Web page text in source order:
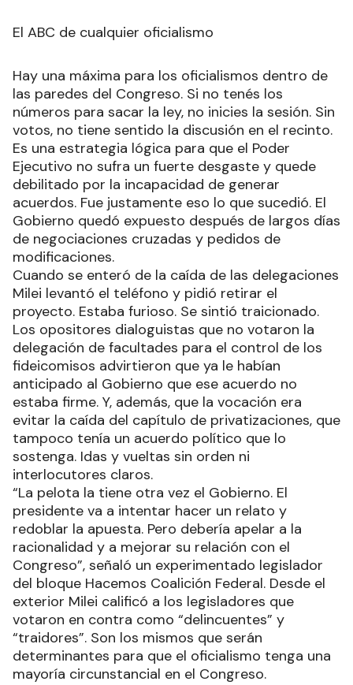
El ABC de cualquier oficialismo
Hay una máxima para los oficialismos dentro de
las paredes del Congreso. Si no tenés los
números para sacar la ley, no inicies la sesión. Sin
votos, no tiene sentido la discusión en el recinto.
Es una estrategia lógica para que el Poder
Ejecutivo no sufra un fuerte desgaste y quede
debilitado por la incapacidad de generar
acuerdos. Fue justamente eso lo que sucedió. El
Gobierno quedó expuesto después de largos días
de negociaciones cruzadas y pedidos de
modificaciones.
Cuando se enteró de la caída de las delegaciones
Milei levantó el teléfono y pidió retirar el
proyecto. Estaba furioso. Se sintió traicionado.
Los opositores dialoguistas que no votaron la
delegación de facultades para el control de los
fideicomisos advirtieron que ya le habían
anticipado al Gobierno que ese acuerdo no
estaba firme. Y, además, que la vocación era
evitar la caída del capítulo de privatizaciones, que
tampoco tenía un acuerdo político que lo
sostenga. Idas y vueltas sin orden ni
interlocutores claros.
“La pelota la tiene otra vez el Gobierno. El
presidente va a intentar hacer un relato y
redoblar la apuesta. Pero debería apelar a la
racionalidad y a mejorar su relación con el
Congreso”, señaló un experimentado legislador
del bloque Hacemos Coalición Federal. Desde el
exterior Milei calificó a los legisladores que
votaron en contra como “delincuentes” y
“traidores”. Son los mismos que serán
determinantes para que el oficialismo tenga una
mayoría circunstancial en el Congreso.